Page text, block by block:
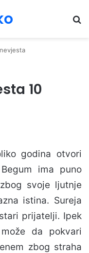
10
godina otvori
ima puno
svoje ljutnje
istina. Sureja
prijatelji. Ipek
da pokvari
zbog straha